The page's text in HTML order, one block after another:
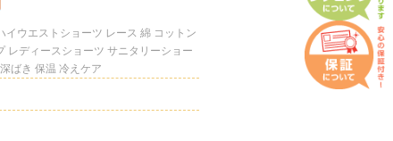
ウエストショーツ レース 綿 コットン
レディースショーツ サニタリーショー
ばき 保温 冷えケア